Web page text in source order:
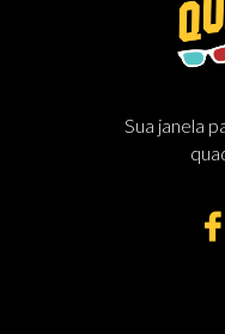
Sua janela